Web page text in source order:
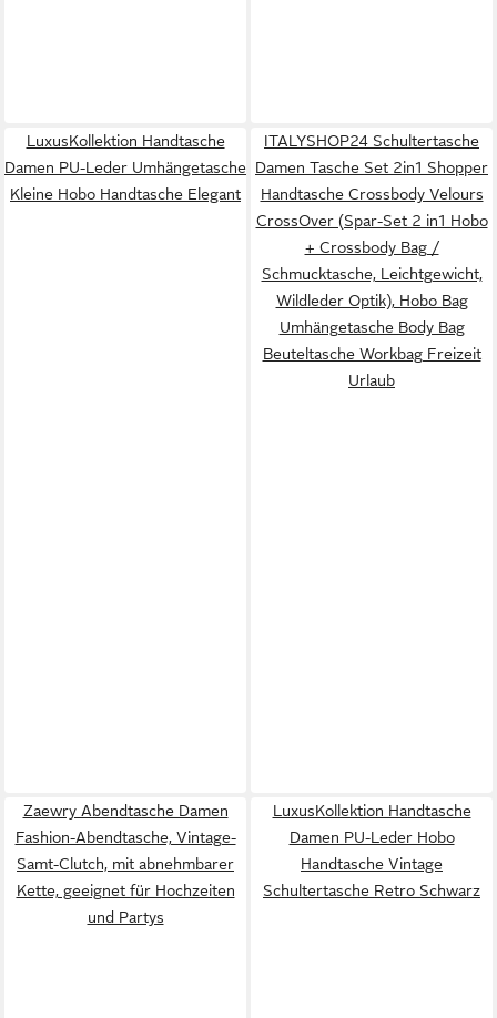
LuxusKollektion Handtasche
Damen PU-Leder Umhängetasche
Kleine Hobo Handtasche Elegant
ITALYSHOP24 Schultertasche
Damen Tasche Set 2in1 Shopper
Handtasche Crossbody Velours
CrossOver (Spar-Set 2 in1 Hobo
+ Crossbody Bag /
Schmucktasche, Leichtgewicht,
Wildleder Optik), Hobo Bag
Umhängetasche Body Bag
Beuteltasche Workbag Freizeit
Urlaub
Zaewry Abendtasche Damen
Fashion-Abendtasche, Vintage-
Samt-Clutch, mit abnehmbarer
Kette, geeignet für Hochzeiten
und Partys
LuxusKollektion Handtasche
Damen PU-Leder Hobo
Handtasche Vintage
Schultertasche Retro Schwarz